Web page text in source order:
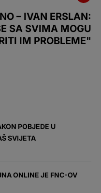
– IVAN ERSLAN:
SA SVIMA MOGU
IM PROBLEME"
POBJEDE U
SVIJETA
ONLINE JE FNC-OV